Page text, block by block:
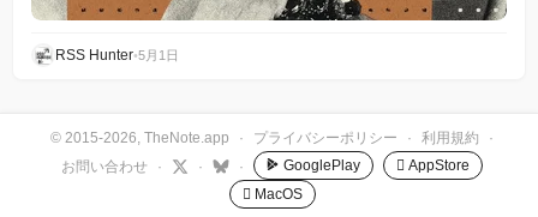
RSS Hunter•5月1日
© 2015-2026, TheNote.app · プライバシーポリシー · 利用規約
·
お問い合わせ
· · · GooglePlay
 AppStore
 MacOS